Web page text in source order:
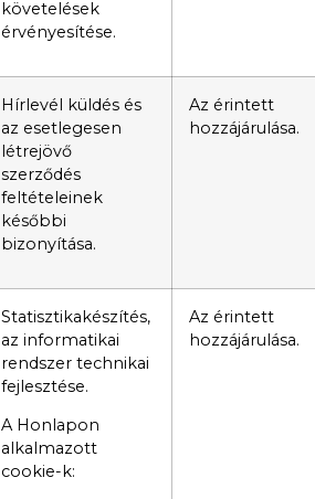
követelések
érvényesítése.
Hírlevél küldés és
az esetlegesen
létrejövő
szerződés
feltételeinek
későbbi
bizonyítása.
Az érintett
hozzájárulása.
Statisztikakészítés,
az informatikai
rendszer technikai
fejlesztése.
A Honlapon
alkalmazott
cookie-k:
Az érintett
hozzájárulása.